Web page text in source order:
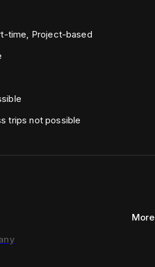
time, Project-based
trips not possible
More